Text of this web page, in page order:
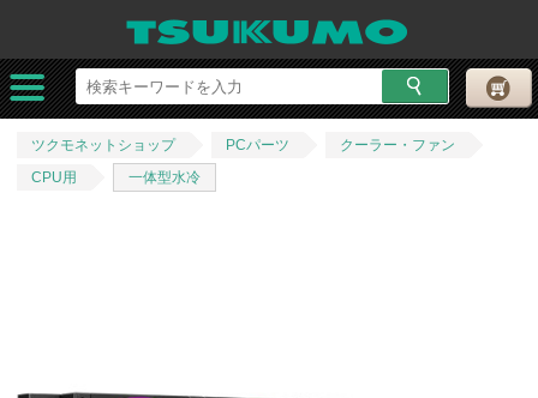
ツクモネットショップ PCパーツ
クーラー・ファン
CPU用
一体型水冷